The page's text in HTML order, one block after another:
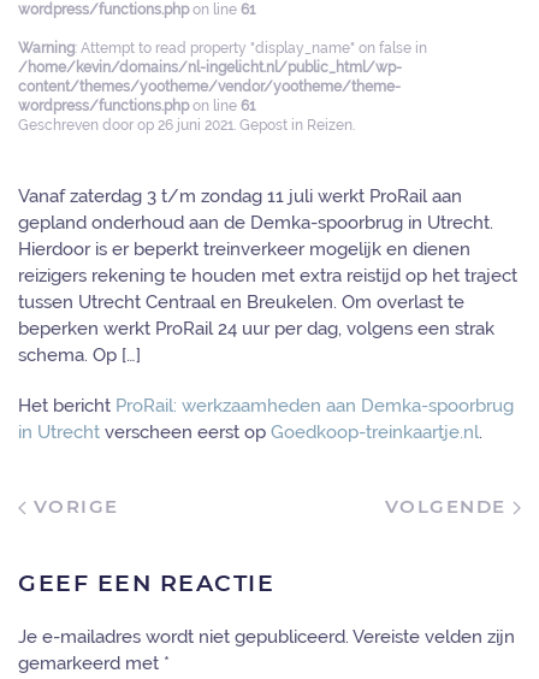
wordpress/functions.phpon line 61
Warning: Attempt to read property "display_name" on false in
/home/kevin/domains/nl-ingelicht.nl/public_html/wp-
content/themes/yootheme/vendor/yootheme/theme-
wordpress/functions.phpon line 61
Geschreven door op 26 juni 2021. Gepost in Reizen.
Vanaf zaterdag 3 t/m zondag 11 juli werkt ProRail aan
gepland onderhoud aan de Demka-spoorbrug in Utrecht.
Hierdoor is er beperkt treinverkeer mogelijk en dienen
reizigers rekening te houden met extra reistijd op het traject
tussen Utrecht Centraal en Breukelen. Om overlast te
beperken werkt ProRail 24 uur per dag, volgens een strak
schema. Op […]
Het bericht ProRail: werkzaamheden aan Demka-spoorbrug
in Utrecht verscheen eerst op Goedkoop-treinkaartje.nl.
VORIGE VOLGENDE
GEEF EEN REACTIE
Je e-mailadres wordt niet gepubliceerd. Vereiste velden zijn
gemarkeerd met *